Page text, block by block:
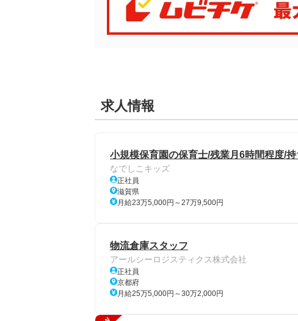
求人情報
小規模保育園の保育士/残業月6時間程度/
なでしこキッズ
正社員
滋賀県
月給23万5,000円～27万9,500円
物流倉庫スタッフ
アールシーロジスティクス株式会社
正社員
京都府
月給25万5,000円～30万2,000円